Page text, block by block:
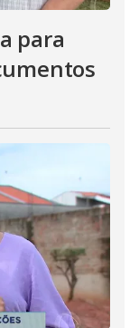
para